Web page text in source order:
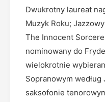
Dwukrotny laureat
Muzyk Roku;
The Innocent
nominowany do
wielokrotnie
Sopranowym według
saksofonie